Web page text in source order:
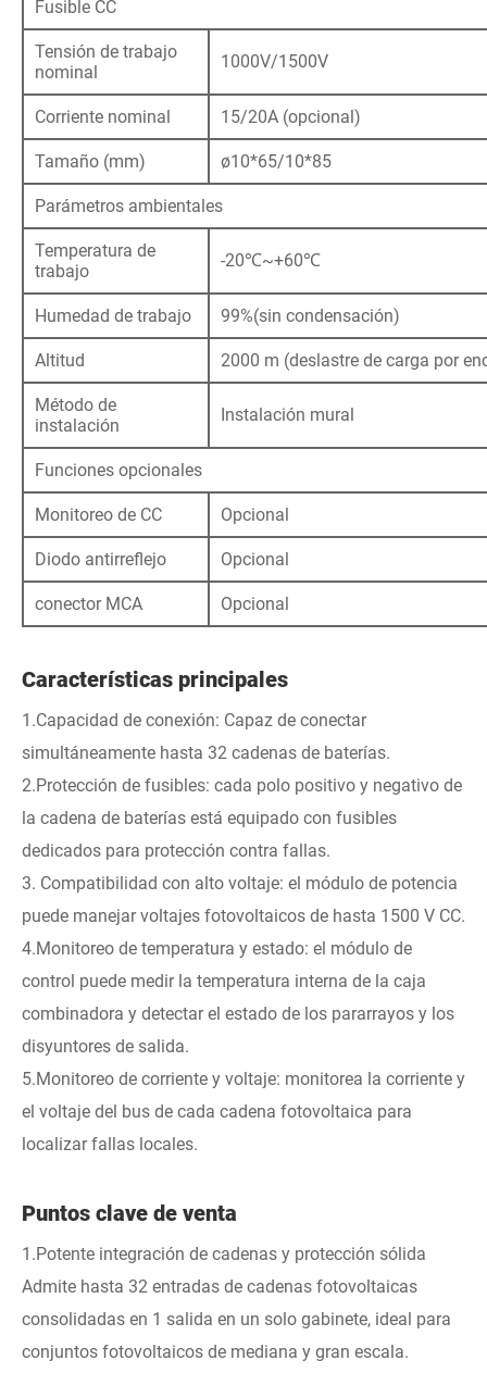
Fusible CC
Tensión de trabajo
nominal
1000V/1500V
Corriente nominal 15/20A (opcional)
Tamaño (mm) ø10*65/10*85
Parámetros ambientales
Temperatura de
trabajo
-20℃~+60℃
Humedad de trabajo 99%(sin condensación)
Altitud 2000 m (deslastre de carga por
Método de
instalación
Instalación mural
Funciones opcionales
Monitoreo de CC Opcional
Diodo antirreflejo Opcional
conector MCA Opcional
Características principales
1.Capacidad de conexión: Capaz de conectar
simultáneamente hasta 32 cadenas de baterías.
2.Protección de fusibles: cada polo positivo y negativo de
la cadena de baterías está equipado con fusibles
dedicados para protección contra fallas.
3. Compatibilidad con alto voltaje: el módulo de potencia
puede manejar voltajes fotovoltaicos de hasta 1500 V CC.
4.Monitoreo de temperatura y estado: el módulo de
control puede medir la temperatura interna de la caja
combinadora y detectar el estado de los pararrayos y los
disyuntores de salida.
5.Monitoreo de corriente y voltaje: monitorea la corriente y
el voltaje del bus de cada cadena fotovoltaica para
localizar fallas locales.
Puntos clave de venta
1.Potente integración de cadenas y protección sólida
Admite hasta 32 entradas de cadenas fotovoltaicas
consolidadas en 1 salida en un solo gabinete, ideal para
conjuntos fotovoltaicos de mediana y gran escala.